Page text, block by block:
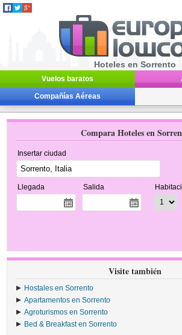
Hoteles en Sorrento
Vuelos baratos
Compañías Aéreas
Compara Hoteles en
Insertar ciudad
Llegada Salida
Visite también
Hostales en Sorrento
Apartamentos en Sorrento
Agroturismos en Sorrento
Bed & Breakfast en Sorrento